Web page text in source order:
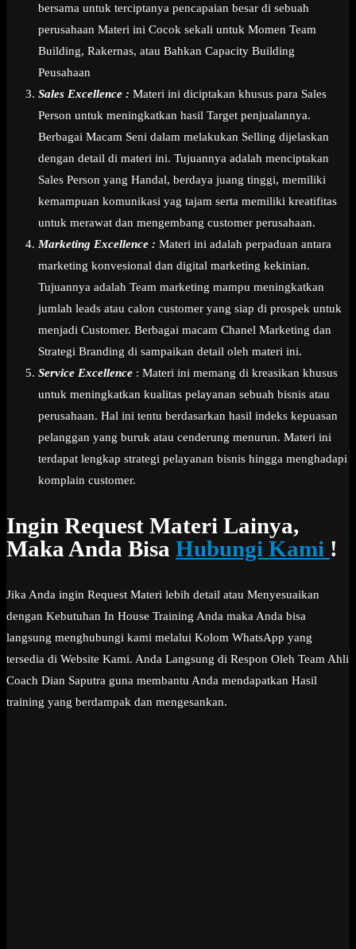
bersama untuk terciptanya pencapaian besar di sebuah
perusahaan Materi ini Cocok sekali untuk Momen Team
Building, Rakernas, atau Bahkan Capacity Building
Peusahaan
Sales Excellence : Materi ini diciptakan khusus para Sales
Person untuk meningkatkan hasil Target penjualannya.
Berbagai Macam Seni dalam melakukan Selling dijelaskan
dengan detail di materi ini. Tujuannya adalah menciptakan
Sales Person yang Handal, berdaya juang tinggi, memiliki
kemampuan komunikasi yag tajam serta memiliki kreatifitas
untuk merawat dan mengembang customer perusahaan.
Marketing Excellence : Materi ini adalah perpaduan antara
marketing konvesional dan digital marketing kekinian.
Tujuannya adalah Team marketing mampu meningkatkan
jumlah leads atau calon customer yang siap di prospek untuk
menjadi Customer. Berbagai macam Chanel Marketing dan
Strategi Branding di sampaikan detail oleh materi ini.
Service Excellence : Materi ini memang di kreasikan khusus
untuk meningkatkan kualitas pelayanan sebuah bisnis atau
perusahaan. Hal ini tentu berdasarkan hasil indeks kepuasan
pelanggan yang buruk atau cenderung menurun. Materi ini
terdapat lengkap strategi pelayanan bisnis hingga menghadapi
komplain customer.
Ingin Request Materi Lainya,
Maka Anda Bisa Hubungi Kami !
Jika Anda ingin Request Materi lebih detail atau Menyesuaikan
dengan Kebutuhan In House Training Anda maka Anda bisa
langsung menghubungi kami melalui Kolom WhatsApp yang
tersedia di Website Kami. Anda Langsung di Respon Oleh Team Ahli
Coach Dian Saputra guna membantu Anda mendapatkan Hasil
training yang berdampak dan mengesankan.